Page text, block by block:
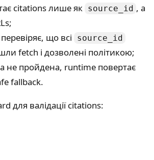
citations лише як source_id , а
що всі
source_id
fetch і дозволені політикою;
не пройдена, runtime повертає
fallback.
для валідації citations: